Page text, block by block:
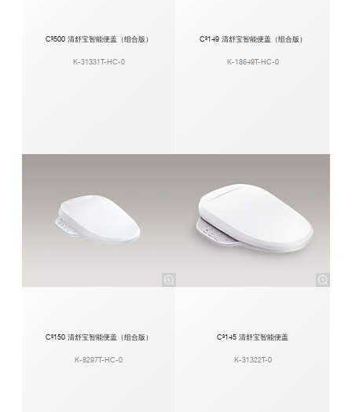
C³500 清舒宝智能便盖（组合版）
K-31331T-HC-0
C³149 清舒宝智能便盖（组合版）
K-18649T-HC-0
C³150 清舒宝智能便盖（组合版）
K-8297T-HC-0
C³145 清舒宝智能便盖
K-31322T-0